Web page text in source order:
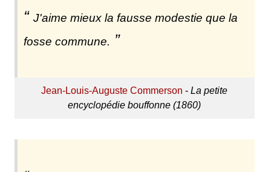
J'aime mieux la fausse modestie que la
fosse commune.
Jean-Louis-Auguste Commerson -La petite
encyclopédie bouffonne (1860)